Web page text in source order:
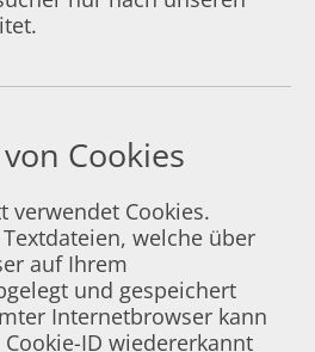
Cookies
verwendet Cookies.
welche über
auf Ihrem
und gespeichert
Internetbrowser kann
ID wiedererkannt